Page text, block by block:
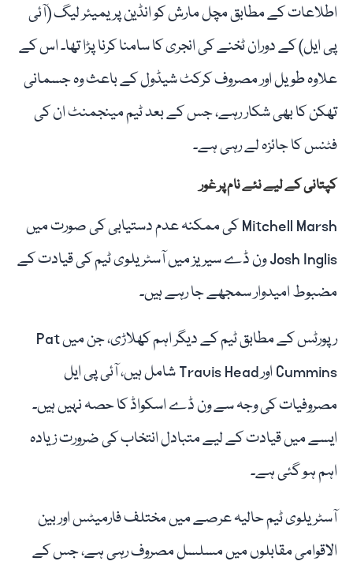
اطلاعات کے مطابق مچل مارش کو انڈین پریمیئر لیگ (آئی
پی ایل) کے دوران ٹخنے کی انجری کا سامنا کرنا پڑا تھا۔ اس کے
علاوہ طویل اور مصروف کرکٹ شیڈول کے باعث وہ جسمانی
تھکن کا بھی شکار رہے، جس کے بعد ٹیم مینجمنٹ ان کی
فٹنس کا جائزہ لے رہی ہے۔
کپتانی کے لیے نئے نام پر غور
Mitchell Marsh کی ممکنہ عدم دستیابی کی صورت میں
Josh Inglis ون ڈے سیریز میں آسٹریلوی ٹیم کی قیادت کے
مضبوط امیدوار سمجھے جا رہے ہیں۔
رپورٹس کے مطابق ٹیم کے دیگر اہم کھلاڑی، جن میں Pat
Cummins اور Travis Head شامل ہیں، آئی پی ایل
مصروفیات کی وجہ سے ون ڈے اسکواڈ کا حصہ نہیں ہیں۔
ایسے میں قیادت کے لیے متبادل انتخاب کی ضرورت زیادہ
اہم ہو گئی ہے۔
آسٹریلوی ٹیم حالیہ عرصے میں مختلف فارمیٹس اور بین
الاقوامی مقابلوں میں مسلسل مصروف رہی ہے، جس کے